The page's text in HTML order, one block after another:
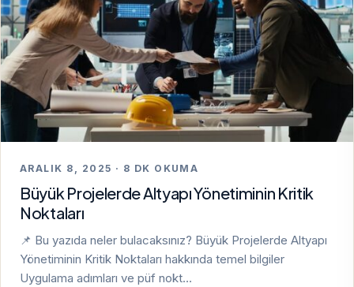
ARALIK 8, 2025 · 8 DK OKUMA
Büyük Projelerde Altyapı Yönetiminin Kritik
Noktaları
📌 Bu yazıda neler bulacaksınız? Büyük Projelerde Altyapı
Yönetiminin Kritik Noktaları hakkında temel bilgiler
Uygulama adımları ve püf nokt…